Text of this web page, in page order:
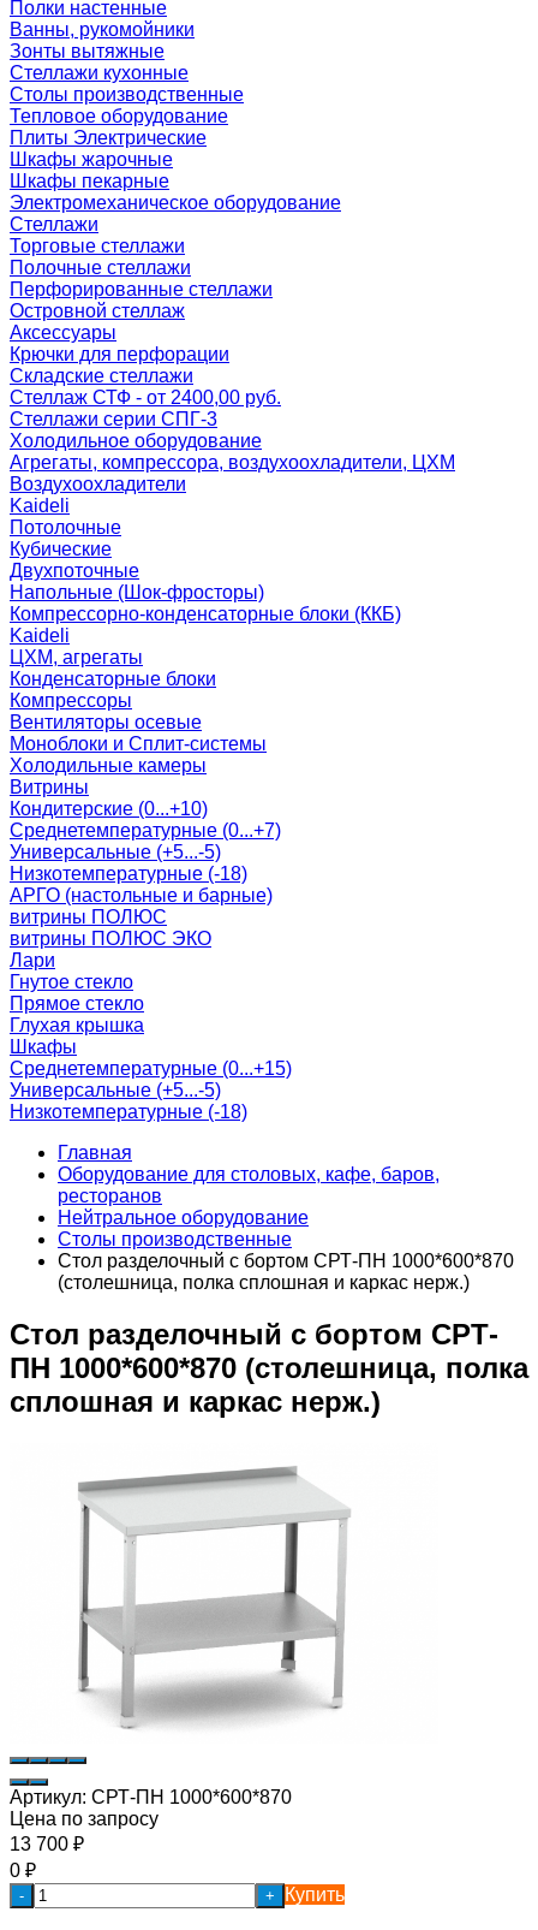
Полки настенные
Ванны, рукомойники
Зонты вытяжные
Стеллажи кухонные
Столы производственные
Тепловое оборудование
Плиты Электрические
Шкафы жарочные
Шкафы пекарные
Электромеханическое оборудование
Стеллажи
Торговые стеллажи
Полочные стеллажи
Перфорированные стеллажи
Островной стеллаж
Аксессуары
Крючки для перфорации
Складские стеллажи
Стеллаж СТФ - от 2400,00 руб.
Стеллажи серии СПГ-3
Холодильное оборудование
Агрегаты, компрессора, воздухоохладители, ЦХМ
Воздухоохладители
Kaideli
Потолочные
Кубические
Двухпоточные
Напольные (Шок-фросторы)
Компрессорно-конденсаторные блоки (ККБ)
Kaideli
ЦХМ, агрегаты
Конденсаторные блоки
Компрессоры
Вентиляторы осевые
Моноблоки и Сплит-системы
Холодильные камеры
Витрины
Кондитерские (0...+10)
Среднетемпературные (0...+7)
Универсальные (+5...-5)
Низкотемпературные (-18)
АРГО (настольные и барные)
витрины ПОЛЮС
витрины ПОЛЮС ЭКО
Лари
Гнутое стекло
Прямое стекло
Глухая крышка
Шкафы
Среднетемпературные (0...+15)
Универсальные (+5...-5)
Низкотемпературные (-18)
Главная
Оборудование для столовых, кафе, баров,
ресторанов
Нейтральное оборудование
Столы производственные
Стол разделочный с бортом СРТ-ПН 1000*600*870
(столешница, полка сплошная и каркас нерж.)
Стол разделочный с бортом СРТ-
ПН 1000*600*870 (столешница, полка
сплошная и каркас нерж.)
Артикул: СРТ-ПН 1000*600*870
Цена по запросу
13 700 ₽
0 ₽
- + Купить